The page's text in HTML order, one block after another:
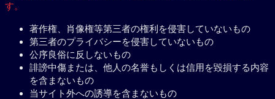
す。
著作権、肖像権等第三者の権利を侵害していないもの
第三者のプライバシーを侵害していないもの
公序良俗に反しないもの
誹謗中傷または、他人の名誉もしくは信用を毀損する内容
を含まないもの
当サイト外への誘導を含まないもの